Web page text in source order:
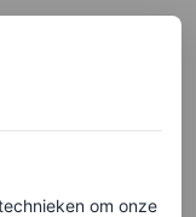
trouwt in
op het
Sifnos
BRAND
om onze